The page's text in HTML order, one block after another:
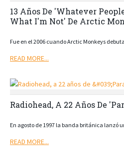
13 Años De 'Whatever
What I'm Not' De Arctic
Fue en el 2006 cuando Arctic Monkeys
READ MORE...
Radiohead, A 22 Años De
En agosto de 1997 la banda británica lanzó
READ MORE...